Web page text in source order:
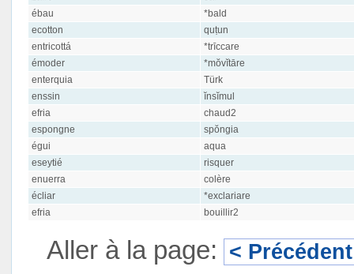
ébau
*bald
ecotton
quṭun
entricottá
*trīccare
émoder
*mŏvĭtāre
enterquia
Türk
enssin
ĭnsĭmul
efria
chaud2
espongne
spŏngia
égui
aqua
eseytié
risquer
enuerra
colère
écliar
*exclariare
efria
bouillir2
Aller à la page: < Précédent